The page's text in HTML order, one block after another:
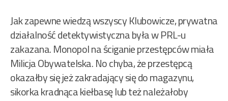
Jak zapewne wiedzą wszyscy Klubowicze, prywatna
działalność detektywistyczna była w PRL-u
zakazana. Monopol na ściganie przestępców miała
Milicja Obywatelska. No chyba, że przestępcą
okazałby się jeż zakradający się do magazynu,
sikorka kradnąca kiełbasę lub też należałoby